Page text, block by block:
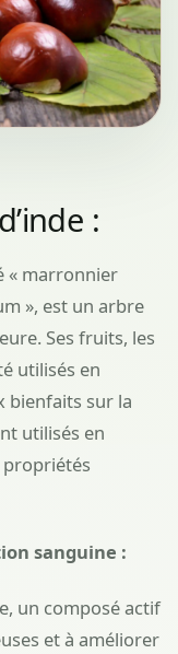
:
« marronnier
», est un arbre
Ses fruits, les
utilisés en
bienfaits sur la
utilisés en
sanguine :
un composé actif
et à améliorer